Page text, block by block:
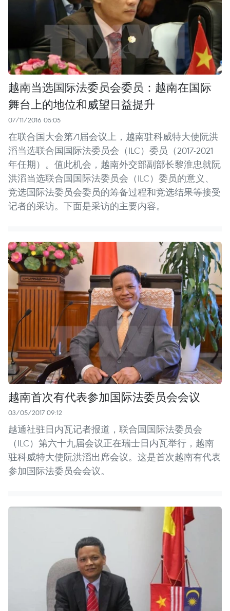
越南当选国际法委员会委员：越南在国际
舞台上的地位和威望日益提升
07/11/2016 05:05
在联合国大会第71届会议上，越南驻科威特大使阮洪
滔当选联合国国际法委员会（ILC）委员（2017-2021
年任期）。值此机会，越南外交部副部长黎淮忠就阮
洪滔当选联合国国际法委员会（ILC）委员的意义、
竞选国际法委员会委员的筹备过程和竞选结果等接受
记者的采访。下面是采访的主要内容。
越南首次有代表参加国际法委员会会议
03/05/2017 09:12
越通社驻日内瓦记者报道，联合国国际法委员会
（ILC）第六十九届会议正在瑞士日内瓦举行，越南
驻科威特大使阮洪滔出席会议。这是首次越南有代表
参加国际法委员会会议。